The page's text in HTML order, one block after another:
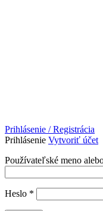
Prihlásenie / Registrácia
Prihlásenie Vytvoriť účet
Používateľské meno
Heslo *